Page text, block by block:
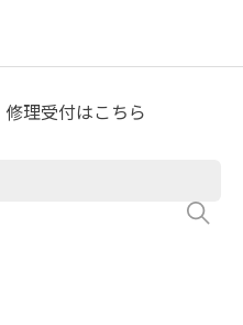
理受付はこちら
析のテクニックあれこ
定条件(2) 分